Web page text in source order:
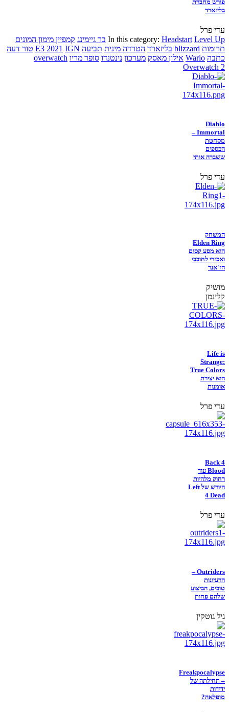
פורש מחברת
בליזארד
עדי פרל
In this category: Headstart Level Up בר גיימינג קמפיין מימון המונים
תרומות blizzard בליזארד הטרדה מינית תביעה E3 2021 IGN
טור דעה
כתבה Wario אילון מאסק מערכון נינטנדו סופר מריו overwatch
Overwatch 2
Diablo
Immortal –
מסחטת
הכספים
ששברה אותי
עדי פרל
המשחק
Elden Ring
הוא מסע קסום
ואכזרי לחובבי
הז'אנר
מושיק
קלינמן
Life is
Strange:
True Colors
הוא יצירת
אומנות
עדי פרל
Back 4
Blood עוד
רחוק מלהיות
היורש של Left
4 Dead
עדי פרל
Outriders –
הרעיונות
טובים, הביצוע
שלהם פחות
גיל גוטקין
Freakpocalypse
– תחילתה של
ידידות
מופלאה?